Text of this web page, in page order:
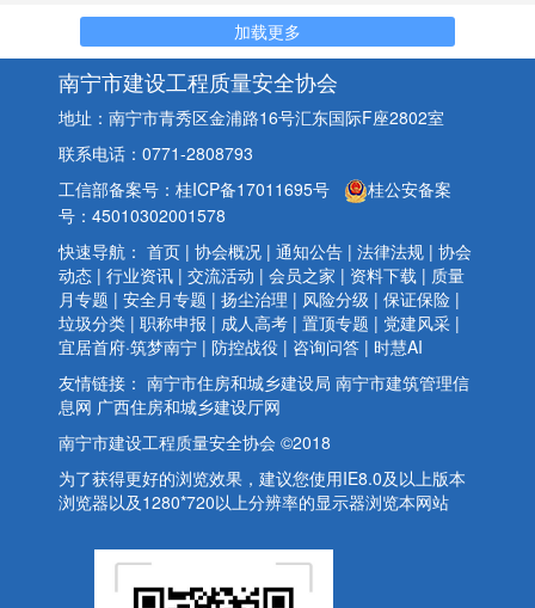
加载更多
南宁市建设工程质量安全协会
地址：南宁市青秀区金浦路16号汇东国际F座2802室
联系电话：0771-2808793
工信部备案号：桂ICP备17011695号
桂公安备案
号：45010302001578
快速导航： 首页 | 协会概况 | 通知公告 | 法律法规 | 协会
动态 | 行业资讯 | 交流活动 | 会员之家 | 资料下载 | 质量
月专题 | 安全月专题 | 扬尘治理 | 风险分级 | 保证保险 |
垃圾分类 | 职称申报 | 成人高考 | 置顶专题 | 党建风采 |
宜居首府·筑梦南宁 | 防控战役 | 咨询问答 | 时慧AI
友情链接： 南宁市住房和城乡建设局 南宁市建筑管理信
息网 广西住房和城乡建设厅网
南宁市建设工程质量安全协会 ©2018
为了获得更好的浏览效果，建议您使用IE8.0及以上版本
浏览器以及1280*720以上分辨率的显示器浏览本网站